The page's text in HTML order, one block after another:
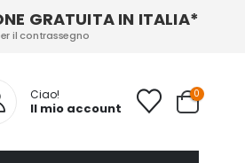
GRATUITA IN ITALIA*
il contrassegno
Ciao!
Il mio account
0